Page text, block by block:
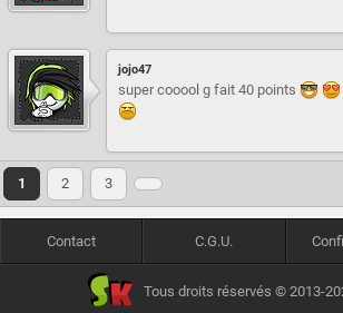
jojo47
super cooool g fait 40 points
1 2 3
Contact C.G.U.
Tous droits réservés © 2013-